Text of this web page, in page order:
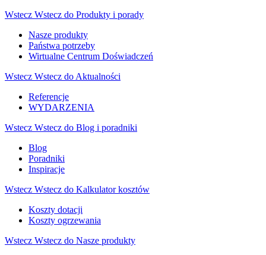
Wstecz Wstecz do Produkty i porady
Nasze produkty
Państwa potrzeby
Wirtualne Centrum Doświadczeń
Wstecz Wstecz do Aktualności
Referencje
WYDARZENIA
Wstecz Wstecz do Blog i poradniki
Blog
Poradniki
Inspiracje
Wstecz Wstecz do Kalkulator kosztów
Koszty dotacji
Koszty ogrzewania
Wstecz Wstecz do Nasze produkty